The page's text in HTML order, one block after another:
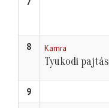
8 Kamra
Tyukodi pajtás
9